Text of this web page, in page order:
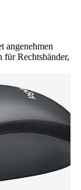
angenehmen
Rechtshänder,